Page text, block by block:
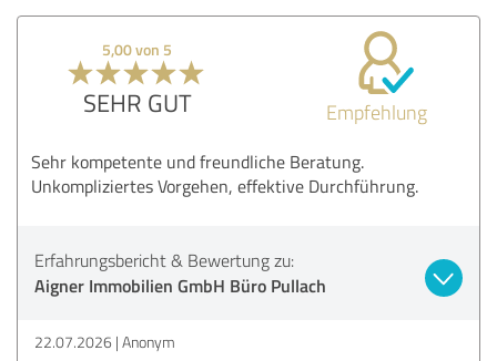
5,00 von 5
SEHR GUT Empfehlung
Sehr kompetente und freundliche Beratung.
Unkompliziertes Vorgehen, effektive Durchführung.
Erfahrungsbericht & Bewertung zu:
Aigner Immobilien GmbH Büro Pullach
22.07.2026 Anonym